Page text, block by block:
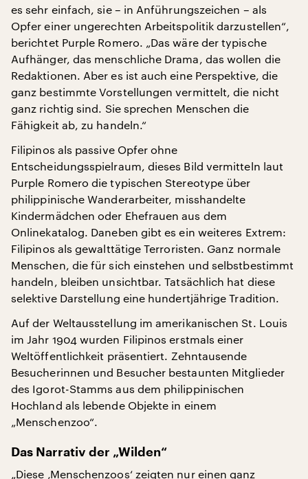
es sehr einfach, sie – in Anführungszeichen – als
Opfer einer ungerechten Arbeitspolitik darzustellen“,
berichtet Purple Romero. „Das wäre der typische
Aufhänger, das menschliche Drama, das wollen die
Redaktionen. Aber es ist auch eine Perspektive, die
ganz bestimmte Vorstellungen vermittelt, die nicht
ganz richtig sind. Sie sprechen Menschen die
Fähigkeit ab, zu handeln.“
Filipinos als passive Opfer ohne
Entscheidungsspielraum, dieses Bild vermitteln laut
Purple Romero die typischen Stereotype über
philippinische Wanderarbeiter, misshandelte
Kindermädchen oder Ehefrauen aus dem
Onlinekatalog. Daneben gibt es ein weiteres Extrem:
Filipinos als gewalttätige Terroristen. Ganz normale
Menschen, die für sich einstehen und selbstbestimmt
handeln, bleiben unsichtbar. Tatsächlich hat diese
selektive Darstellung eine hundertjährige Tradition.
Auf der Weltausstellung im amerikanischen St. Louis
im Jahr 1904 wurden Filipinos erstmals einer
Weltöffentlichkeit präsentiert. Zehntausende
Besucherinnen und Besucher bestaunten Mitglieder
des Igorot-Stamms aus dem philippinischen
Hochland als lebende Objekte in einem
„Menschenzoo“.
Das Narrativ der „Wilden“
„Diese ‚Menschenzoos‘ zeigten nur einen ganz